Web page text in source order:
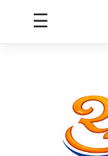
स्वास्थ्य
☰